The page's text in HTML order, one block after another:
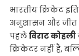
भारतीय क्रिकेट
अनुशासन और जीत
पहलेविराट कोहली
क्रिकेटर नहीं हैं,